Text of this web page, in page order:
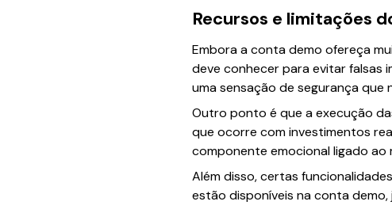
Recursos e limitações
Embora a conta demo ofereça
deve conhecer para evitar falsas
uma sensação de segurança que
Outro ponto é que a execução
que ocorre com investimentos
componente emocional ligado ao
Além disso, certas
estão disponíveis na conta